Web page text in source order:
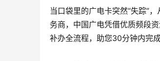
当口袋里的广电卡突然“失踪”
务商，中国广电凭借优质频段
补办全流程，助您30分钟内完成